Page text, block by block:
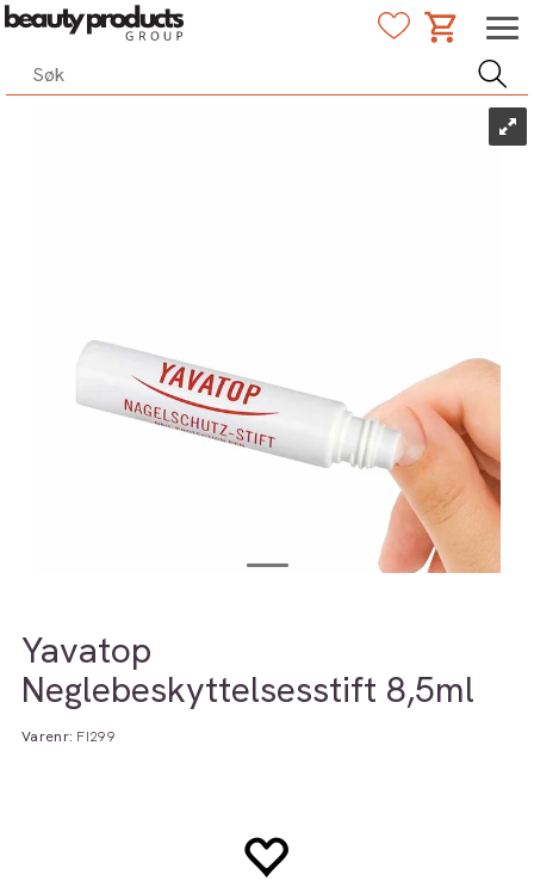
Yavatop
Neglebeskyttelsesstift 8,5ml
Varenr: FI299